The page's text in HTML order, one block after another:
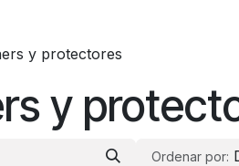
y protectores
y
Ordenar por: